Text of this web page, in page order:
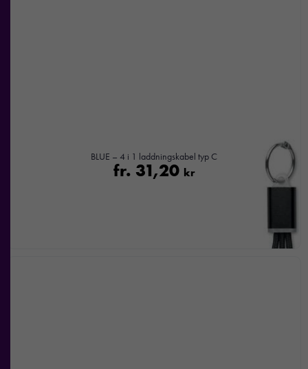
BLUE – 4 i 1 laddningskabel typ C
fr. 31,20 kr